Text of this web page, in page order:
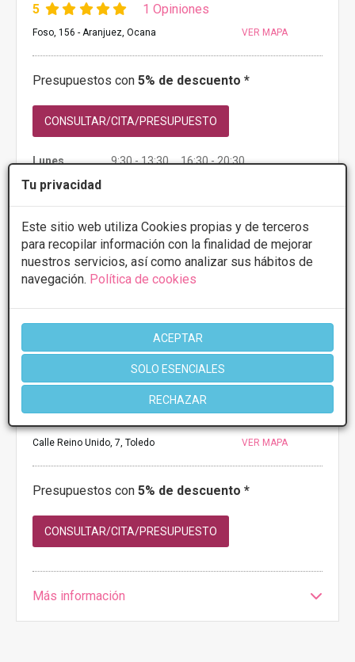
Tu privacidad
Este sitio web utiliza Cookies propias y de terceros
para recopilar información con la finalidad de mejorar
nuestros servicios, así como analizar sus hábitos de
navegación. Política de cookies
ACEPTAR
SOLO ESENCIALES
RECHAZAR
5 1 Opiniones
Foso, 156 - Aranjuez, Ocana VER MAPA
Presupuestos con 5% de descuento *
CONSULTAR/CITA/PRESUPUESTO
Lunes
9:30 - 13:30 16:30 - 20:30
Miércoles
Jueves
9:30 - 13:30 16:30 - 20:30
Viernes
9:30 - 13:30 16:30 - 20:30
Más información
Calle Reino Unido, 7, Toledo VER MAPA
Presupuestos con 5% de descuento *
CONSULTAR/CITA/PRESUPUESTO
Más información